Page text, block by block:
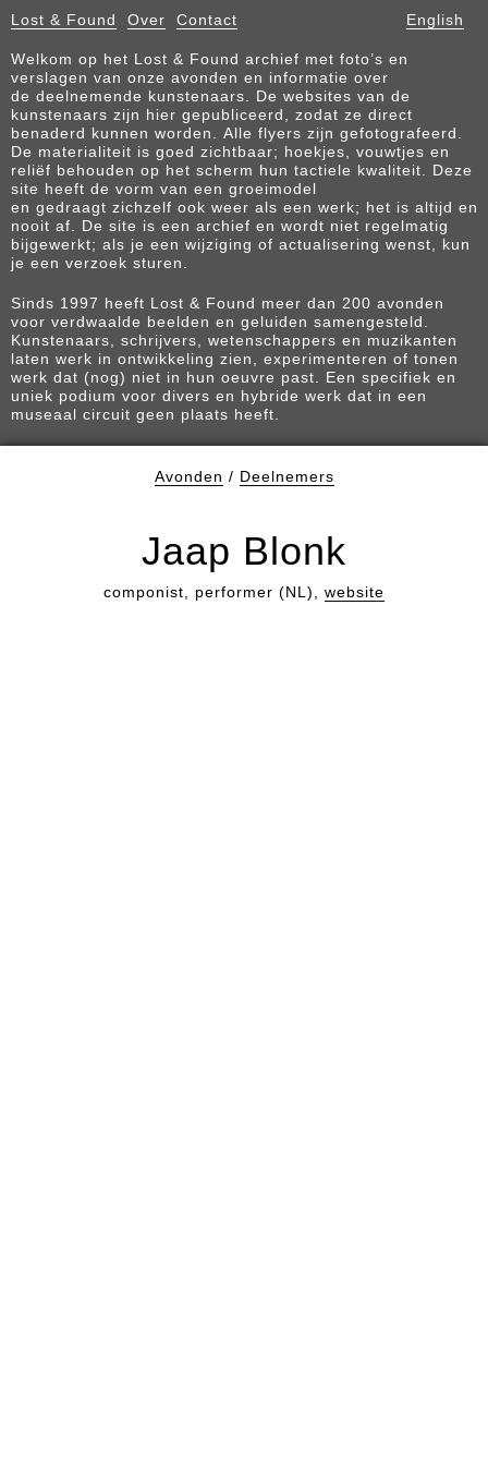
Lost & Found Over Contact English
Welkom op het Lost & Found archief met foto’s en
verslagen van onze avonden en informatie over
de deelnemende kunstenaars. De websites van de
kunstenaars zijn hier gepubliceerd, zodat ze direct
benaderd kunnen worden. Alle flyers zijn gefotografeerd.
De materialiteit is goed zichtbaar; hoekjes, vouwtjes en
reliëf behouden op het scherm hun tactiele kwaliteit. Deze
site heeft de vorm van een groeimodel
en gedraagt zichzelf ook weer als een werk; het is altijd en
nooit af. De site is een archief en wordt niet regelmatig
bijgewerkt; als je een wijziging of actualisering wenst, kun
je een verzoek sturen.
Sinds 1997 heeft Lost & Found meer dan 200 avonden
voor verdwaalde beelden en geluiden samengesteld.
Kunstenaars, schrijvers, wetenschappers en muzikanten
laten werk in ontwikkeling zien, experimenteren of tonen
werk dat (nog) niet in hun oeuvre past. Een specifiek en
uniek podium voor divers en hybride werk dat in een
museaal circuit geen plaats heeft.
Avonden / Deelnemers
Jaap Blonk
componist, performer (NL), website